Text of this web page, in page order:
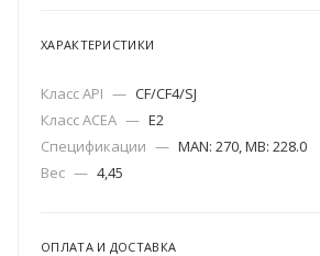
ХАРАКТЕРИСТИКИ
Класс API — CF/CF4/SJ
Класс ACEA — E2
Спецификации — MAN: 270, MB: 228.0
Вес — 4,45
ОПЛАТА И ДОСТАВКА